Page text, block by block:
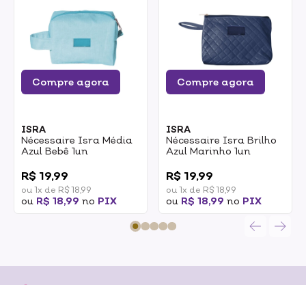
Compre agora
ISRA
Nécessaire Isra Média
Azul Bebê 1un
R$ 19,99
ou 1x de R$ 18,99
ou R$ 18,99 no PIX
Compre agora
ISRA
Nécessaire Isra Brilho
Azul Marinho 1un
R$ 19,99
ou 1x de R$ 18,99
ou R$ 18,99 no PIX